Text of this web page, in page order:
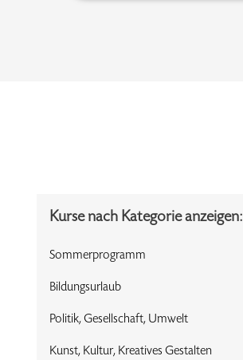
Kurse nach Kategorie anzeigen:
Sommerprogramm
Bildungsurlaub
Politik, Gesellschaft, Umwelt
Kunst, Kultur, Kreatives Gestalten